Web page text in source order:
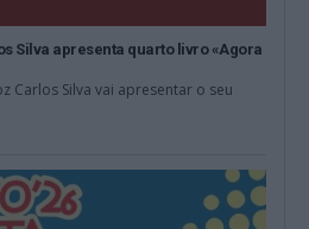
Silva apresenta quarto livro «Agora
Carlos Silva vai apresentar o seu